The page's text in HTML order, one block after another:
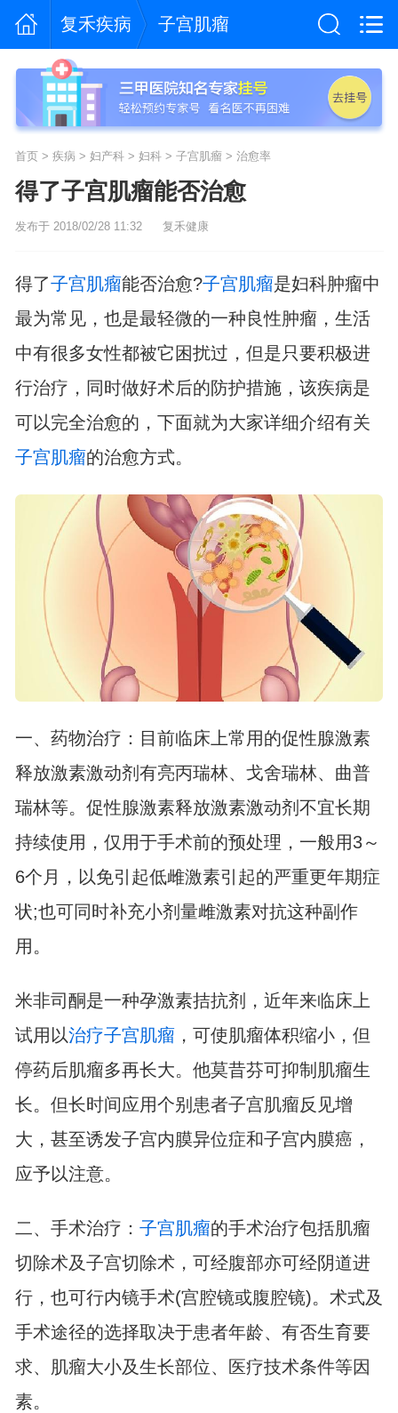
复禾疾病 子宫肌瘤
首页> 疾病 > 妇产科> 妇科> 子宫肌瘤> 治愈率
得了子宫肌瘤能否治愈
发布于 2018/02/28 11:32 复禾健康
得了子宫肌瘤能否治愈?子宫肌瘤是妇科肿瘤中
最为常见，也是最轻微的一种良性肿瘤，生活
中有很多女性都被它困扰过，但是只要积极进
行治疗，同时做好术后的防护措施，该疾病是
可以完全治愈的，下面就为大家详细介绍有关
子宫肌瘤的治愈方式。
一、药物治疗：目前临床上常用的促性腺激素
释放激素激动剂有亮丙瑞林、戈舍瑞林、曲普
瑞林等。促性腺激素释放激素激动剂不宜长期
持续使用，仅用于手术前的预处理，一般用3～
6个月，以免引起低雌激素引起的严重更年期症
状;也可同时补充小剂量雌激素对抗这种副作
用。
米非司酮是一种孕激素拮抗剂，近年来临床上
试用以治疗子宫肌瘤，可使肌瘤体积缩小，但
停药后肌瘤多再长大。他莫昔芬可抑制肌瘤生
长。但长时间应用个别患者子宫肌瘤反见增
大，甚至诱发子宫内膜异位症和子宫内膜癌，
应予以注意。
二、手术治疗： 子宫肌瘤的手术治疗包括肌瘤
切除术及子宫切除术，可经腹部亦可经阴道进
行，也可行内镜手术(宫腔镜或腹腔镜)。术式及
手术途径的选择取决于患者年龄、有否生育要
求、肌瘤大小及生长部位、医疗技术条件等因
素。